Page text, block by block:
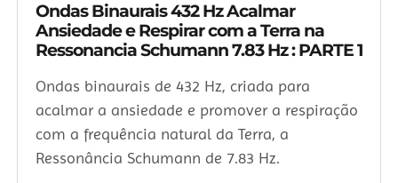
Ondas Binaurais 432 Hz Acalmar
Ansiedade e Respirar com a Terra na
Ressonancia Schumann 7.83 Hz : PARTE 1
Ondas binaurais de 432 Hz, criada para
acalmar a ansiedade e promover a respiração
com a frequência natural da Terra, a
Ressonância Schumann de 7.83 Hz.